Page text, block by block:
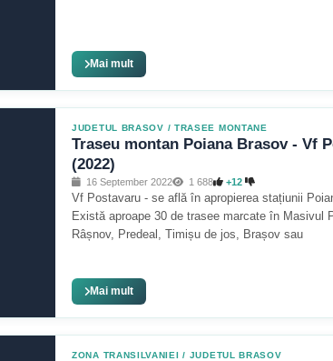
Mai mult
JUDETUL BRASOV / TRASEE MONTANE
Traseu montan Poiana Brasov - Vf
(2022)
16 September 2022 1 688 +12
Vf Postavaru - se află în apropierea stațiunii
Există aproape 30 de trasee marcate în Masivul
Râșnov, Predeal, Timișu de jos, Brașov sau
Mai mult
ZONA TRANSILVANIEI / JUDETUL BRASOV